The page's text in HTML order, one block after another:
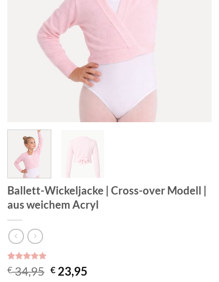
Ballett-Wickeljacke | Cross-over Modell |
aus weichem Acryl
Bewertet
mit5von
2
€34,95 Ursprünglicher
€ 23,95